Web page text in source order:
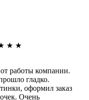
★ ★
работы компании.
гладко.
оформил заказ
Очень